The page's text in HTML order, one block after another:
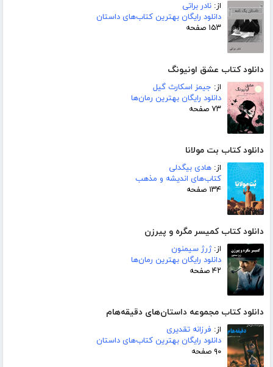
از: نادر براتی
دانلود رایگان بهترین کتاب‌های داستان
۱۵۳ صفحه
دانلود کتاب عشق اونیونگ
از: جیمز اسکارث گیل
دانلود رایگان بهترین رمان‌ها
۷۳ صفحه
دانلود کتاب بت مولانا
از: هادی بیگدلی
کتاب‌های اندیشه و مذهب
۱۳۴ صفحه
دانلود کتاب کمیسر مگره و پیرزن
از:ژرژ سیمنون
دانلود رایگان بهترین رمان‌ها
۴۲ صفحه
دانلود کتاب مجموعه داستان‌های دقیقه‌هام
از: فرزانه تقدیری
دانلود رایگان بهترین کتاب‌های داستان
۹۰ صفحه